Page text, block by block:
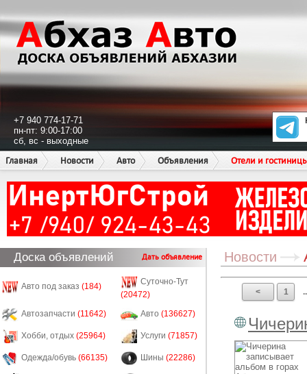
+7 940 774-17-71
пн-пт: 9:00-17:00
сб, вс - выходные
Главная
Новости Авто Объявления Отели и
Доска объявлений Дать объявление
Авто под заказ (184)
Суточно-Тут
(20472)
Автозапчасти (11642) Авто (136627)
Хобби, отдых (25964) Услуги (71857)
Одежда/обувь (66135) Шины (22286)
Новости
< 1